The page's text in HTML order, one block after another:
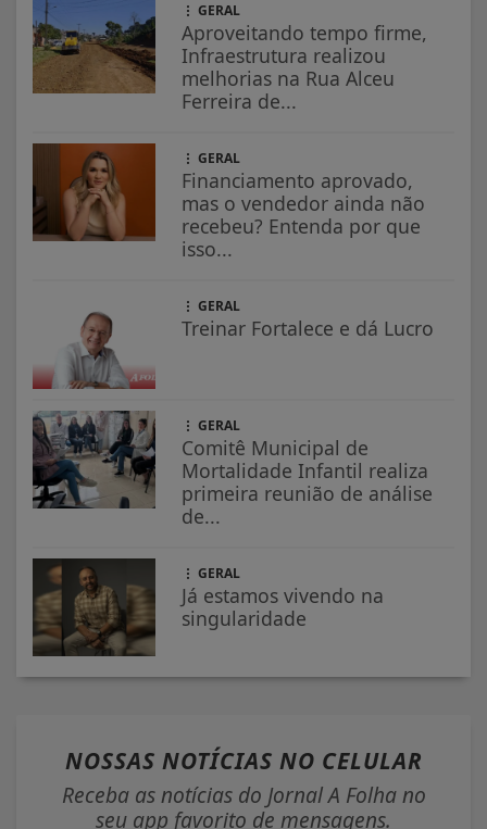
GERAL
Aproveitando tempo firme,
Infraestrutura realizou
melhorias na Rua Alceu
Ferreira de...
GERAL
Financiamento aprovado,
mas o vendedor ainda não
recebeu? Entenda por que
isso...
GERAL
Treinar Fortalece e dá Lucro
GERAL
Comitê Municipal de
Mortalidade Infantil realiza
primeira reunião de análise
de...
GERAL
Já estamos vivendo na
singularidade
NOSSAS NOTÍCIAS NO CELULAR
Receba as notícias do Jornal A Folha no
seu app favorito de mensagens.